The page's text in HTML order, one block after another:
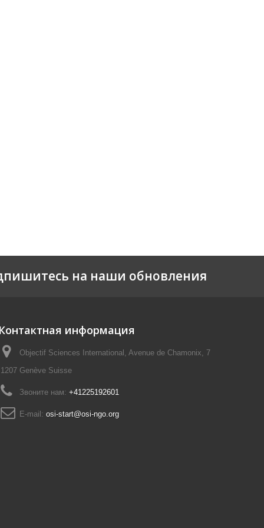
на наши обновления
Контактная информация
Objectif Sciences International, Avenue de Chamonix, 7
1207 Genève Suisse
Звоните нам: +41225192601
E-mail: osi-start@osi-ngo.org